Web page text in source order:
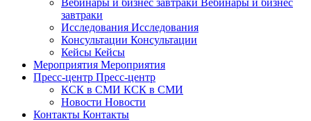
Вебинары и бизнес завтраки Вебинары и бизнес
завтраки
Исследования Исследования
Консультации Консультации
Кейсы Кейсы
Мероприятия Мероприятия
Пресс-центр Пресс-центр
КСК в СМИ КСК в СМИ
Новости Новости
Контакты Контакты